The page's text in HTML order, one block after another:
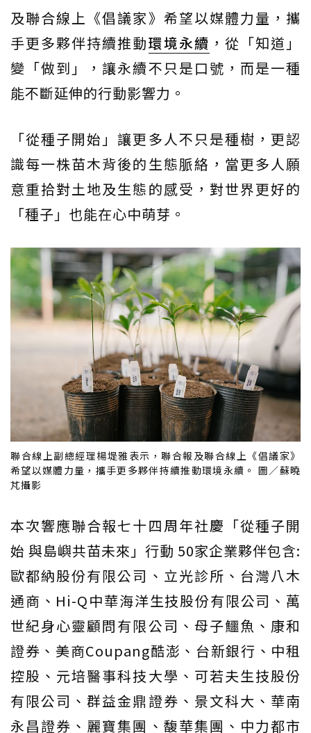
及聯合線上《倡議家》希望以媒體力量，攜
手更多夥伴持續推動環境永續 ，從「知道」
變「做到」，讓永續不只是口號，而是一種
能不斷延伸的行動影響力。
「從種子開始」讓更多人不只是種樹，更認
識每一株苗木背後的生態脈絡，當更多人願
意重拾對土地及生態的感受，對世界更好的
「種子」也能在心中萌芽。
聯合線上副總經理楊堤雅表示，聯合報及聯合線上《倡議家》
希望以媒體力量，攜手更多夥伴持續推動環境永續。 圖／蘇曉
芃攝影
本次響應聯合報七十四周年社慶「從種子開
始 與島嶼共苗未來」行動 50家企業夥伴包含:
歐都納股份有限公司、立光診所、台灣八木
通商、Hi-Q中華海洋生技股份有限公司、萬
世紀身心靈顧問有限公司、母子鱷魚、康和
證券、美商Coupang酷澎、台新銀行、中租
控股、元培醫事科技大學、可若夫生技股份
有限公司、群益金鼎證券、景文科大、華南
永昌證券、麗寶集團、馥華集團、中力都市